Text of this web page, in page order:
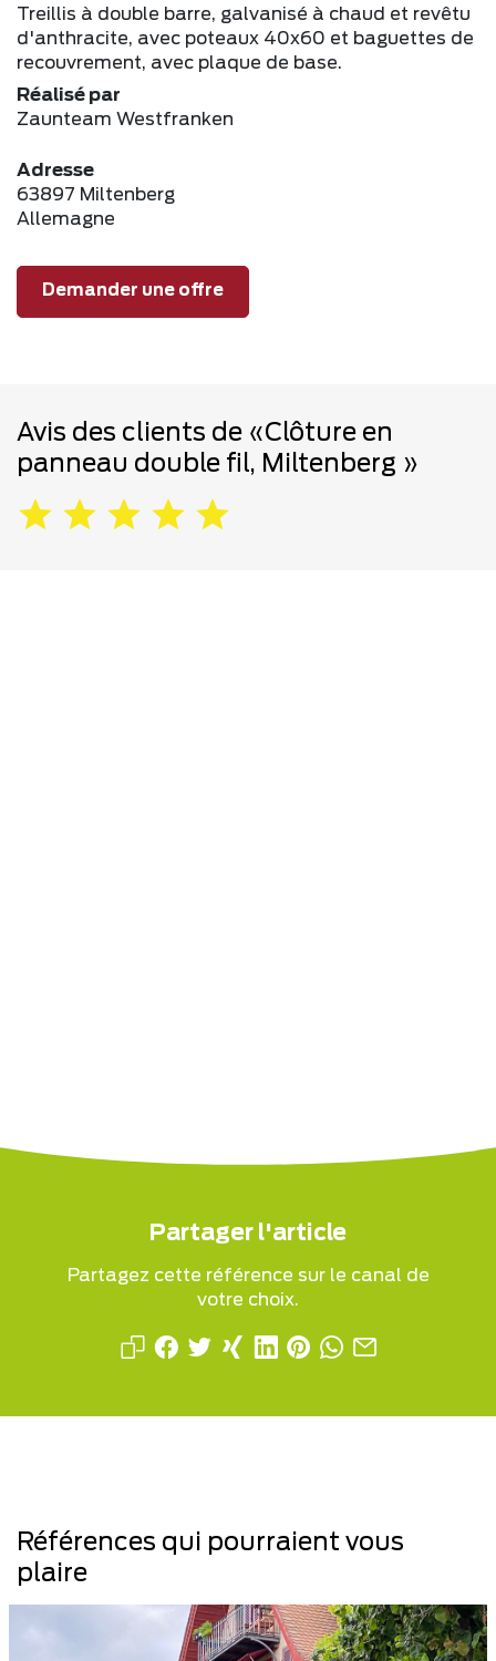
Treillis à double barre, galvanisé à chaud et revêtu
d'anthracite, avec poteaux 40x60 et baguettes de
recouvrement, avec plaque de base.
Réalisé par
Zaunteam Westfranken
Adresse
63897 Miltenberg
Allemagne
Demander une offre
Avis des clients de «Clôture en
panneau double fil, Miltenberg »
Partager l'article
Partagez cette référence sur le canal de
votre choix.
Références qui pourraient vous
plaire